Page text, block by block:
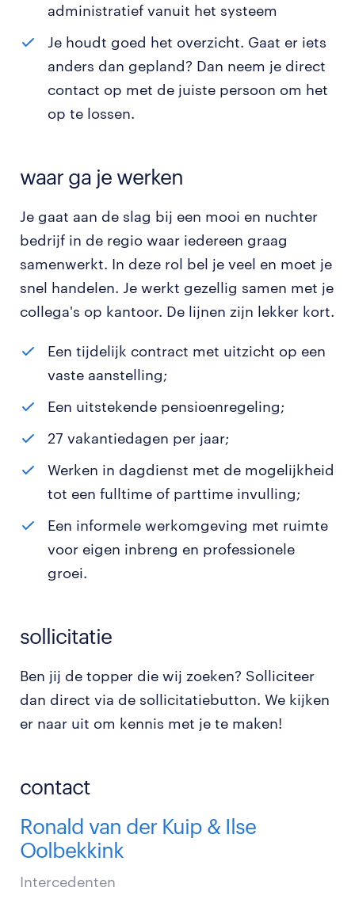
administratief vanuit het systeem
Je houdt goed het overzicht. Gaat er iets
anders dan gepland? Dan neem je direct
contact op met de juiste persoon om het
op te lossen.
waar ga je werken
Je gaat aan de slag bij een mooi en nuchter
bedrijf in de regio waar iedereen graag
samenwerkt. In deze rol bel je veel en moet je
snel handelen. Je werkt gezellig samen met je
collega's op kantoor. De lijnen zijn lekker kort.
Een tijdelijk contract met uitzicht op een
vaste aanstelling;
Een uitstekende pensioenregeling;
27 vakantiedagen per jaar;
Werken in dagdienst met de mogelijkheid
tot een fulltime of parttime invulling;
Een informele werkomgeving met ruimte
voor eigen inbreng en professionele
groei.
sollicitatie
Ben jij de topper die wij zoeken? Solliciteer
dan direct via de sollicitatiebutton. We kijken
er naar uit om kennis met je te maken!
contact
Ronald van der Kuip & Ilse
Oolbekkink
Intercedenten